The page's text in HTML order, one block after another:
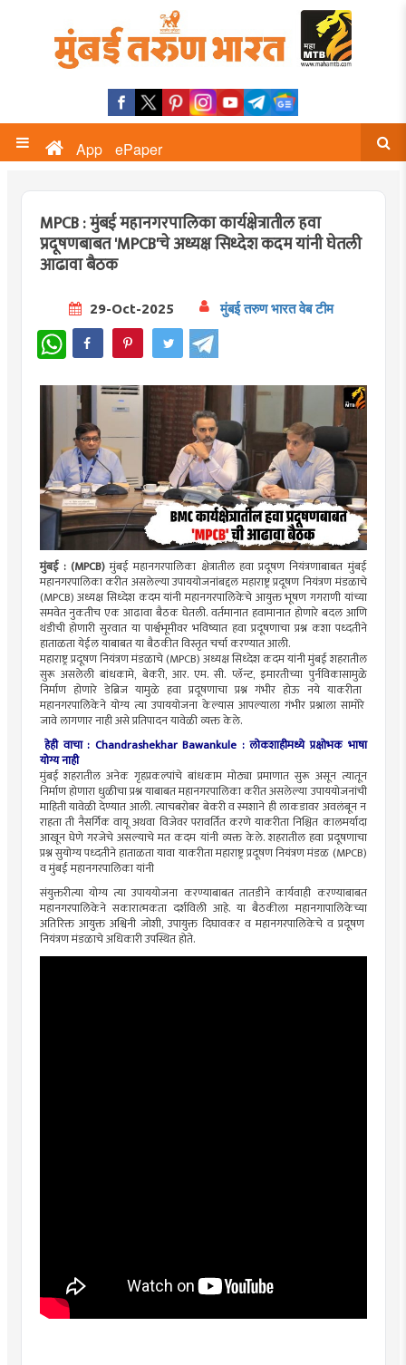
App ePaper
MPCB : मुंबई महानगरपालिका कार्यक्षेत्रातील हवा
प्रदूषणबाबत 'MPCB'चे अध्यक्ष सिध्देश कदम यांनी घेतली
आढावा बैठक
29-Oct-2025 मुंबई तरुण भारत वेब टीम
WhatsApp
मुंबई:(MPCB) मुंबईमहानगरपालिका क्षेत्रातील हवा प्रदूषण नियंत्रणाबाबत मुंबई
महानगरपालिका करीत असलेल्याउपाययोजनांबद्दलमहाराष्ट्र प्रदूषण नियंत्रण मंडळाचे
(MPCB)अध्यक्षसिध्देशकदम यांनी महानगरपालिकेचेआयुक्त भूषणगगराणीयांच्या
समवेतनुकतीचएक आढावा बैठक घेतली. वर्तमानात हवामानात होणारे बदल आणि
थंडीची होणारी सुरवात या पार्श्वभूमीवर भविष्यात हवा प्रदूषणाचा प्रश्न कशापध्दतीने
हाताळता येईल याबाबत या बैठकीत विस्तृत चर्चा करण्यात आली.
महाराष्ट्र प्रदूषण नियंत्रण मंडळाचे(MPCB)अध्यक्षसिध्देशकदम यांनी मुंबई शहरातील
सुरू असलेली बांधकामे, बेकरी, आर. एम. सी. प्लॅन्ट, इमारतीच्यापुर्नविकासामुळे
निर्माण होणारे डेब्रिजयामुळे हवा प्रदूषणाचा प्रश्न गंभीर होऊ नयेयाकरीता
महानगरपालिकेने योग्य त्याउपाययोजनाकेल्यास आपल्याला गंभीर प्रश्नालासामोरे
जावे लागणार नाही असे प्रतिपादनयावेळीव्यक्त केले.
हेही वाचा : Chandrashekhar Bawankule : लोकशाहीमध्ये प्रक्षोभक भाषा
योग्य नाही
मुंबई शहरातील अनेकगृहप्रकल्पांचे बांधकाम मोठ्या प्रमाणात सुरू असून त्यातून
निर्माण होणारा धुळीचा प्रश्न याबाबत महानगरपालिका करीत असलेल्याउपाययोजनांची
माहितीयावेळीदेण्यात आली.त्याचबरोबरबेकरी व स्मशाने ही लाकडावरअवलंबूनन
राहता ती नैसर्गिक वायू अथवा विजेवरपरावर्तित करणेयाकरीतानिश्चित कालमर्यादा
आखूनघेणे गरजेचे असल्याचे मत कदम यांनी व्यक्त केले. शहरातील हवा प्रदूषणाचा
प्रश्न सुयोग्यपध्दतीनेहाताळता यावायाकरीतामहाराष्ट्र प्रदूषण नियंत्रण मंडळ(MPCB)
व मुंबई महानगरपालिका यांनी
संयुक्तरीत्यायोग्य त्याउपाययोजना करण्याबाबत तातडीने कार्यवाही करण्याबाबत
महानगरपालिकेने सकारात्मकता दर्शविली आहे.या बैठकीलामहानगापालिकेच्या
अतिरिक्त आयुक्त अश्विनी जोशी, उपायुक्तदिघावकर व महानगरपालिकेचे व प्रदूषण
नियंत्रण मंडळाचे अधिकारी उपस्थित होते.